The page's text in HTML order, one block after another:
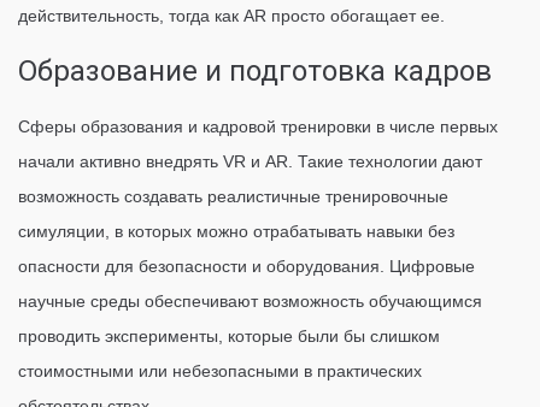
действительность, тогда как AR просто обогащает ее.
Образование и подготовка кадров
Сферы образования и кадровой тренировки в числе первых
начали активно внедрять VR и AR. Такие технологии дают
возможность создавать реалистичные тренировочные
симуляции, в которых можно отрабатывать навыки без
опасности для безопасности и оборудования. Цифровые
научные среды обеспечивают возможность обучающимся
проводить эксперименты, которые были бы слишком
стоимостными или небезопасными в практических